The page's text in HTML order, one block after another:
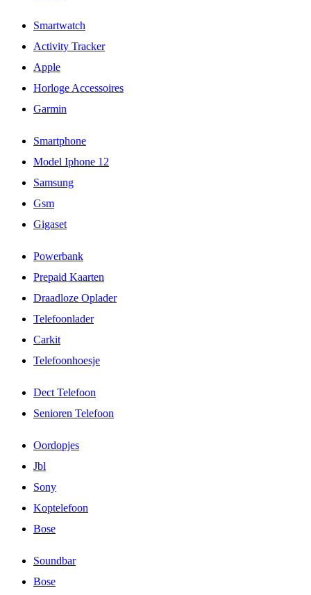
Smartwatch
Activity Tracker
Apple
Horloge Accessoires
Garmin
Smartphone
Model Iphone 12
Samsung
Gsm
Gigaset
Powerbank
Prepaid Kaarten
Draadloze Oplader
Telefoonlader
Carkit
Telefoonhoesje
Dect Telefoon
Senioren Telefoon
Oordopjes
Jbl
Sony
Koptelefoon
Bose
Soundbar
Bose